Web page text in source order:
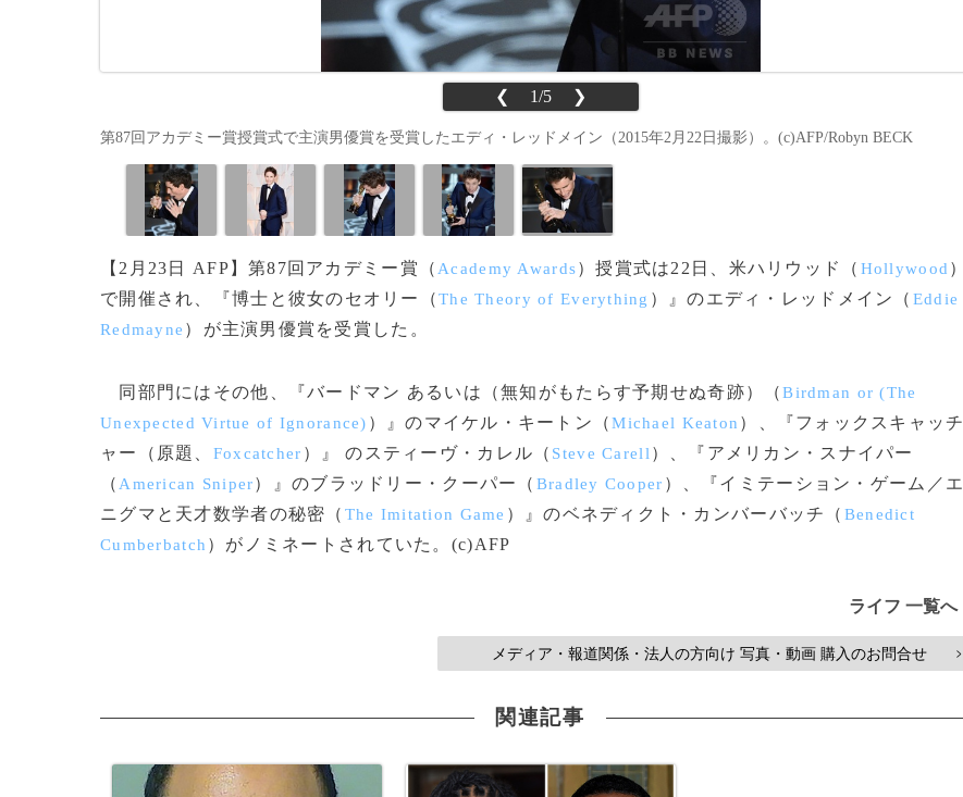
❮ 1/5 ❯
第87回アカデミー賞授賞式で主演男優賞を受賞したエディ・レッドメイン（2015年2月22日撮影）。(c)AFP/Robyn BECK
【2月23日 AFP】第87回アカデミー賞（ Academy Awards）授賞式は22日、米ハリウッド（ Hollywood ）
で開催され、『博士と彼女のセオリー（The Theory of Everything ）』のエディ・レッドメイン（ Eddie
Redmayne ）が主演男優賞を受賞した。
同部門にはその他、『バードマン あるいは（無知がもたらす予期せぬ奇跡）（Birdman or (The
Unexpected Virtue of Ignorance) ）』のマイケル・キートン（Michael Keaton ）、『フォックスキャッチ
ャー（原題、 Foxcatcher ）』 のスティーヴ・カレル（ Steve Carell ）、『アメリカン・スナイパー
（ American Sniper）』のブラッドリー・クーパー（ Bradley Cooper ）、『イミテーション・ゲーム／エ
ニグマと天才数学者の秘密（ The Imitation Game ）』のベネディクト・カンバーバッチ（ Benedict
Cumberbatch ）がノミネートされていた。(c)AFP
ライフ 一覧へ
メディア・報道関係・法人の方向け 写真・動画 購入のお問合せ >
関連記事